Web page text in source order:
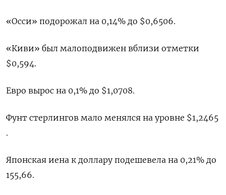
«Осси» подорожал на 0,14% до $0,6506​.
«Киви» был малоподвижен вблизи отметки
$0,594​.
Евро вырос на 0,1% до $1,0708​.
Фунт стерлингов мало менялся на уровне $1,2465​
.
Японская иена к доллару подешевела на 0,21%​ до
155,66.